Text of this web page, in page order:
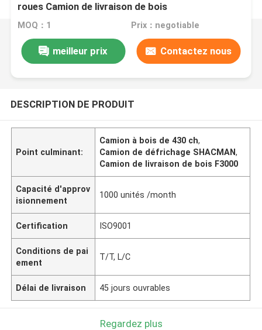
roues Camion de livraison de bois
MOQ：1 Prix：negotiable
meilleur prix Contactez nous
DESCRIPTION DE PRODUIT
Point culminant:
Camion à bois de 430 ch,
Camion de défrichage SHACMAN,
Camion de livraison de bois F3000
Capacité d'approv
isionnement
1000 unités /month
Certification ISO9001
Conditions de pai
ement
T/T, L/C
Délai de livraison 45 jours ouvrables
Regardez plus